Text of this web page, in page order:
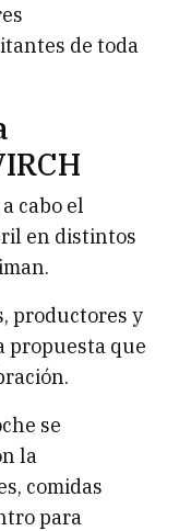
de toda
cabo el
en distintos
productores y
propuesta que
se
la
comidas
para